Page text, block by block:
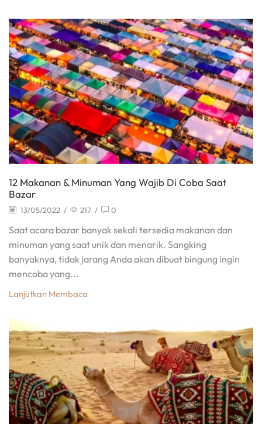
12 Makanan & Minuman Yang Wajib Di Coba Saat
Bazar
13/05/2022 / 217 / 0
Saat acara bazar banyak sekali tersedia makanan dan
minuman yang saat unik dan menarik. Sangking
banyaknya, tidak jarang Anda akan dibuat bingung ingin
mencoba yang...
Lanjutkan Membaca